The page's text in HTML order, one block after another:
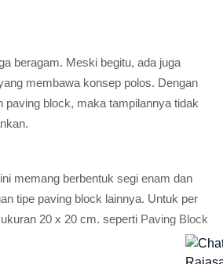
beragam. Meski begitu, ada juga
membawa konsep polos. Dengan
paving block, maka tampilannya tidak
memang berbentuk segi enam dan
tipe paving block lainnya. Untuk per
20 x 20 cm. seperti Paving Block